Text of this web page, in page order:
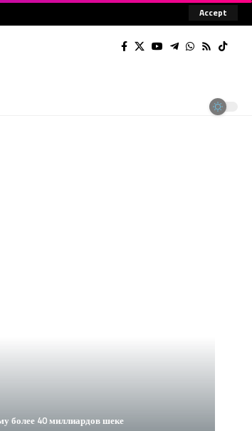
Accept
более 40 миллиардов шеке